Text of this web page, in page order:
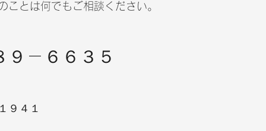
ことは何でもご相談ください。
９－６６３５
９４１